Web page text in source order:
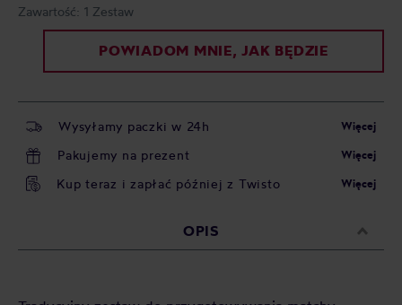
Zawartość: 1 Zestaw
POWIADOM MNIE, JAK BĘDZIE
Wysyłamy paczki w 24h Więcej
Pakujemy na prezent Więcej
Kup teraz i zapłać później z Twisto Więcej
OPIS